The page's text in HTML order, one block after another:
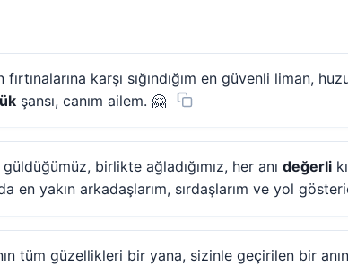
fırtınalarına karşı sığındığım en güvenli liman,
şansı, canım ailem. 🤗
birlikte ağladığımız, her anı değerli
en yakın arkadaşlarım, sırdaşlarım ve yol
tüm güzellikleri bir yana, sizinle geçirilen bir